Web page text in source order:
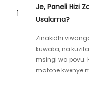
1
Je, Paneli Hizi
Usalama?
Zinakidhi
kuwaka, na
msingi wa povu.
matone kwenye